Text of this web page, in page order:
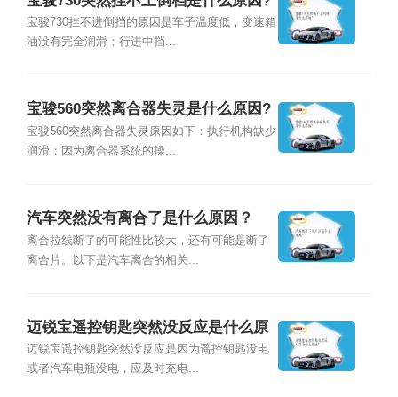
宝骏730挂不进倒挡的原因是车子温度低，变速箱
油没有完全润滑；行进中挡...
宝骏560突然离合器失灵是什么原因?
宝骏560突然离合器失灵原因如下：执行机构缺少
润滑：因为离合器系统的操...
汽车突然没有离合了是什么原因？
离合拉线断了的可能性比较大，还有可能是断了
离合片。以下是汽车离合的相关...
迈锐宝遥控钥匙突然没反应是什么原
因？
迈锐宝遥控钥匙突然没反应是因为遥控钥匙没电
或者汽车电瓶没电，应及时充电...